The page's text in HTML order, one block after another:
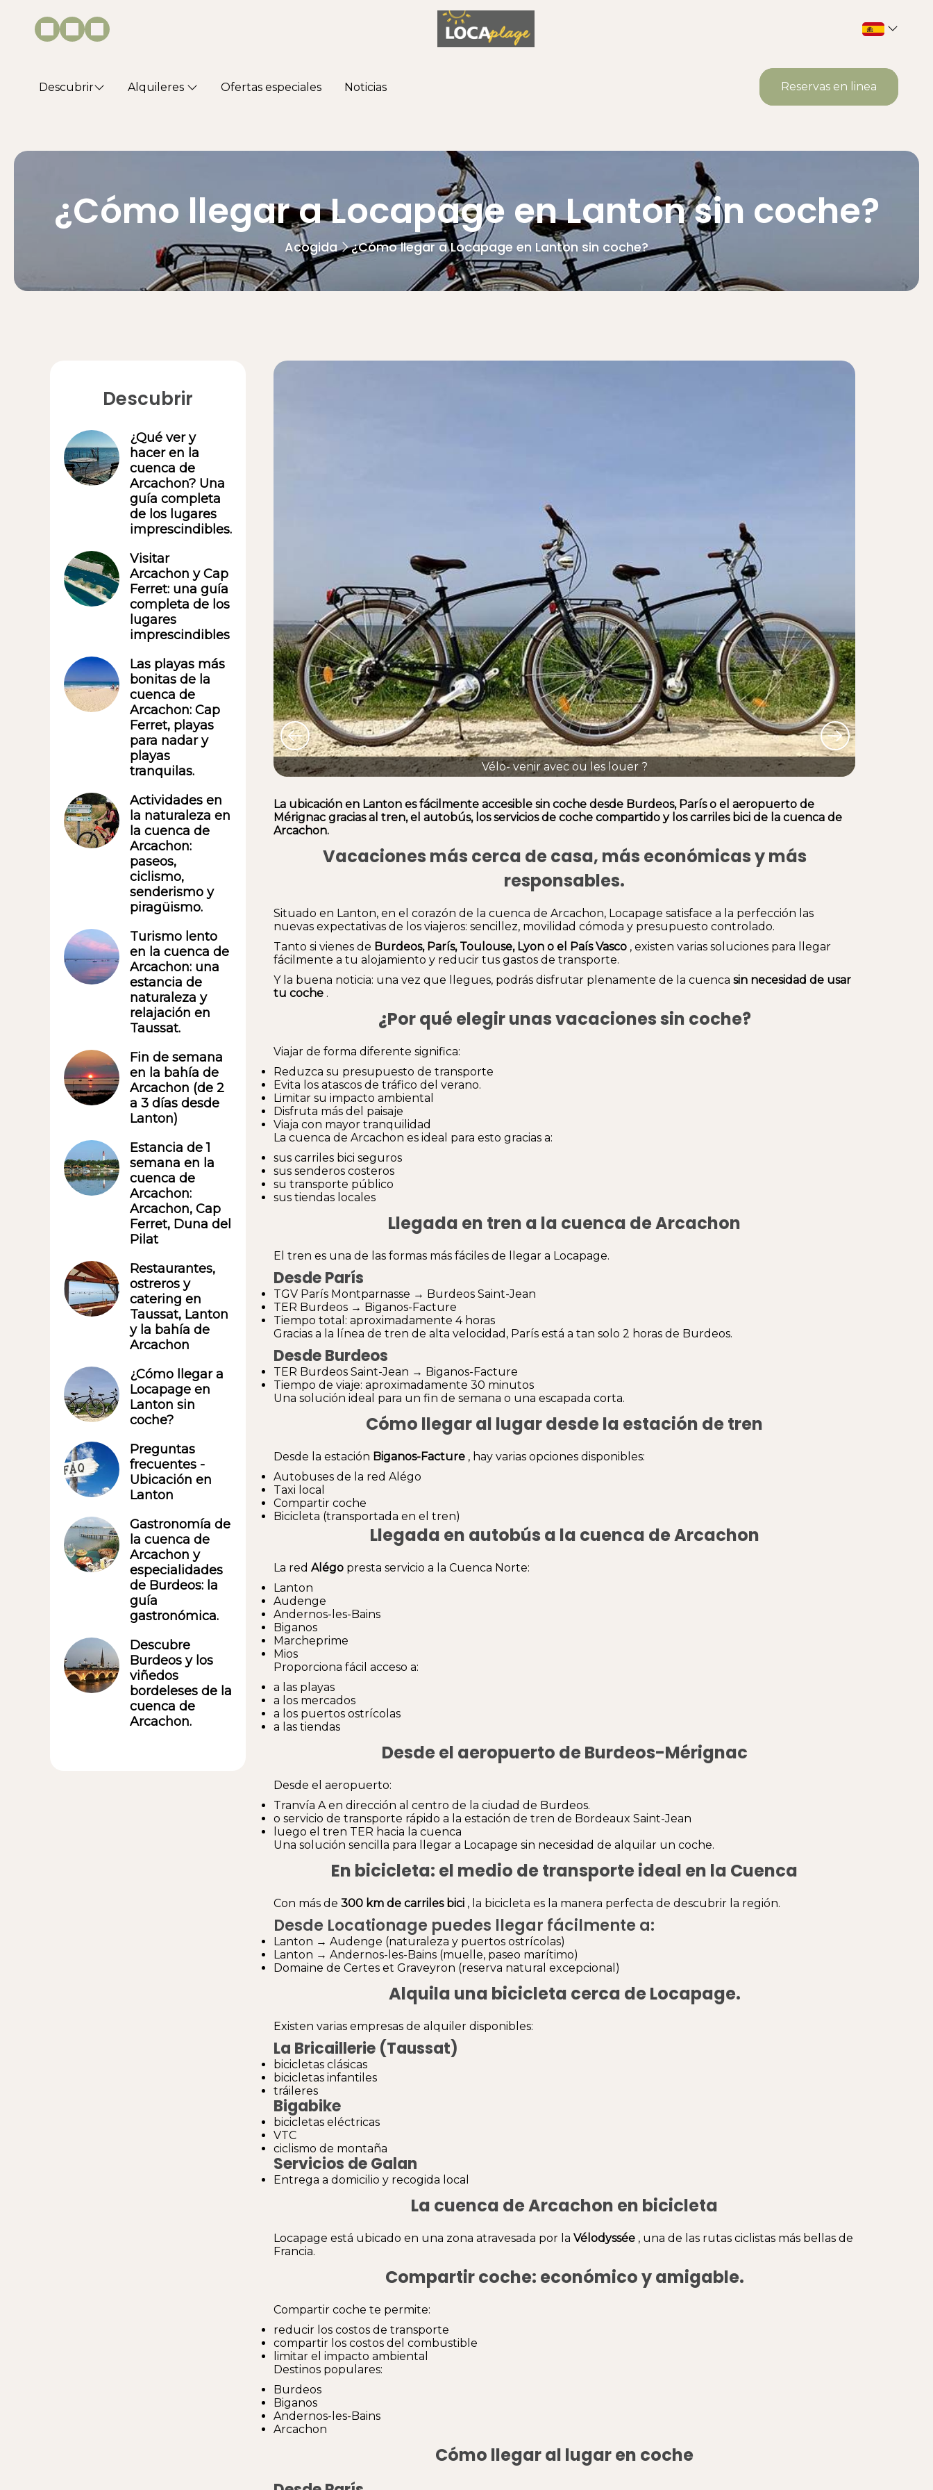
Descubrir Alquileres Ofertas especiales Noticias Reservas en linea
¿Cómo llegar a Locapage en Lanton sin coche?
Acogida ¿Cómo llegar a Locapage en Lanton sin coche?
Vélo- venir avec ou les louer ?
La ubicación en Lanton es fácilmente accesible sin coche desde Burdeos, París o el aeropuerto de
Mérignac gracias al tren, el autobús, los servicios de coche compartido y los carriles bici de la cuenca de
Arcachon.
Vacaciones más cerca de casa, más económicas y más
responsables.
Situado en Lanton, en el corazón de la cuenca de Arcachon, Locapage satisface a la perfección las
nuevas expectativas de los viajeros: sencillez, movilidad cómoda y presupuesto controlado.
Tanto si vienes de Burdeos, París, Toulouse, Lyon o el País Vasco , existen varias soluciones para llegar
fácilmente a tu alojamiento y reducir tus gastos de transporte.
Y la buena noticia: una vez que llegues, podrás disfrutar plenamente de la cuenca sin necesidad de usar
tu coche .
¿Por qué elegir unas vacaciones sin coche?
Viajar de forma diferente significa:
Reduzca su presupuesto de transporte
Evita los atascos de tráfico del verano.
Limitar su impacto ambiental
Disfruta más del paisaje
Viaja con mayor tranquilidad
La cuenca de Arcachon es ideal para esto gracias a:
sus carriles bici seguros
sus senderos costeros
su transporte público
sus tiendas locales
Llegada en tren a la cuenca de Arcachon
El tren es una de las formas más fáciles de llegar a Locapage.
Desde París
TGV París Montparnasse → Burdeos Saint-Jean
TER Burdeos → Biganos-Facture
Tiempo total: aproximadamente 4 horas
Gracias a la línea de tren de alta velocidad, París está a tan solo 2 horas de Burdeos.
Desde Burdeos
TER Burdeos Saint-Jean → Biganos-Facture
Tiempo de viaje: aproximadamente 30 minutos
Una solución ideal para un fin de semana o una escapada corta.
Cómo llegar al lugar desde la estación de tren
Desde la estación Biganos-Facture , hay varias opciones disponibles:
Autobuses de la red Alégo
Taxi local
Compartir coche
Bicicleta (transportada en el tren)
Llegada en autobús a la cuenca de Arcachon
La red Alégo presta servicio a la Cuenca Norte:
Lanton
Audenge
Andernos-les-Bains
Biganos
Marcheprime
Mios
Proporciona fácil acceso a:
a las playas
a los mercados
a los puertos ostrícolas
a las tiendas
Desde el aeropuerto de Burdeos-Mérignac
Desde el aeropuerto:
Tranvía A en dirección al centro de la ciudad de Burdeos.
o servicio de transporte rápido a la estación de tren de Bordeaux Saint-Jean
luego el tren TER hacia la cuenca
Una solución sencilla para llegar a Locapage sin necesidad de alquilar un coche.
En bicicleta: el medio de transporte ideal en la Cuenca
Con más de 300 km de carriles bici , la bicicleta es la manera perfecta de descubrir la región.
Desde Locationage puedes llegar fácilmente a:
Lanton → Audenge (naturaleza y puertos ostrícolas)
Lanton → Andernos-les-Bains (muelle, paseo marítimo)
Domaine de Certes et Graveyron (reserva natural excepcional)
Alquila una bicicleta cerca de Locapage.
Existen varias empresas de alquiler disponibles:
La Bricaillerie (Taussat)
bicicletas clásicas
bicicletas infantiles
tráileres
Bigabike
bicicletas eléctricas
VTC
ciclismo de montaña
Servicios de Galan
Entrega a domicilio y recogida local
La cuenca de Arcachon en bicicleta
Locapage está ubicado en una zona atravesada por la Vélodyssée , una de las rutas ciclistas más bellas de
Francia.
Compartir coche: económico y amigable.
Compartir coche te permite:
reducir los costos de transporte
compartir los costos del combustible
limitar el impacto ambiental
Destinos populares:
Burdeos
Biganos
Andernos-les-Bains
Arcachon
Cómo llegar al lugar en coche
Descubrir
¿Qué ver y
hacer en la
cuenca de
Arcachon? Una
guía completa
de los lugares
imprescindibles.
Visitar
Arcachon y Cap
Ferret: una guía
completa de los
lugares
imprescindibles
Las playas más
bonitas de la
cuenca de
Arcachon: Cap
Ferret, playas
para nadar y
playas
tranquilas.
Actividades en
la naturaleza en
la cuenca de
Arcachon:
paseos,
ciclismo,
senderismo y
piragüismo.
Turismo lento
en la cuenca de
Arcachon: una
estancia de
naturaleza y
relajación en
Taussat.
Fin de semana
en la bahía de
Arcachon (de 2
a 3 días desde
Lanton)
Estancia de 1
semana en la
cuenca de
Arcachon:
Arcachon, Cap
Ferret, Duna del
Pilat
Restaurantes,
ostreros y
catering en
Taussat, Lanton
y la bahía de
Arcachon
¿Cómo llegar a
Locapage en
Lanton sin
coche?
Preguntas
frecuentes -
Ubicación en
Lanton
Gastronomía de
la cuenca de
Arcachon y
especialidades
de Burdeos: la
guía
gastronómica.
Descubre
Burdeos y los
viñedos
bordeleses de la
cuenca de
Arcachon.